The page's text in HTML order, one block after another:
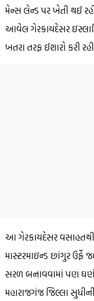
મેન્સ લેન્ડ પર ખેતી થઈ
આવેલ ગેરકાયદેસર
ખતરા તરફ ઈશારો કરી
આ ગેરકાયદેસર વસાહતથી
માસ્ટરમાઇન્ડ છાંગુર ઉર્ફે
સરળ બનાવવામાં પણ
મહારાજગંજ જિલ્લા